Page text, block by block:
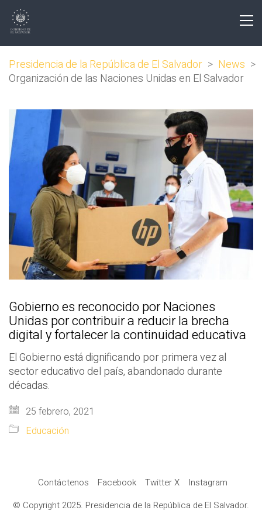
Presidencia de la República de El Salvador > News >
Organización de las Naciones Unidas en El Salvador
Gobierno es reconocido por Naciones
Unidas por contribuir a reducir la brecha
digital y fortalecer la continuidad educativa
El Gobierno está dignificando por primera vez al
sector educativo del país, abandonado durante
décadas.
25 febrero, 2021
Educación
Contáctenos Facebook Twitter X
Instagram
© Copyright 2025. Presidencia de la República de El Salvador.